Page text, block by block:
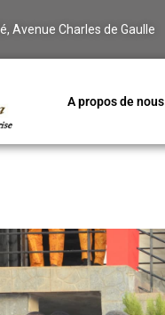
Avenue Charles de Gaulle
A propos de nous